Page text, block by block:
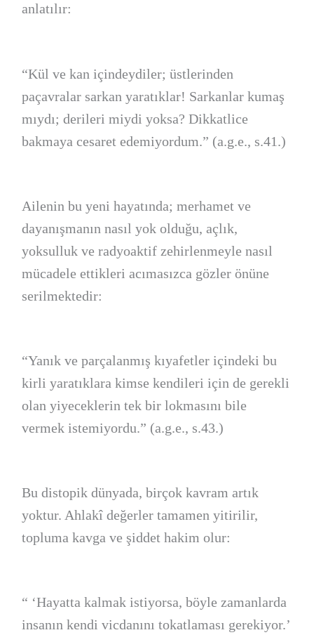
anlatılır:
“Kül ve kan içindeydiler; üstlerinden
paçavralar sarkan yaratıklar! Sarkanlar kumaş
mıydı; derileri miydi yoksa? Dikkatlice
bakmaya cesaret edemiyordum.” (a.g.e., s.41.)
Ailenin bu yeni hayatında; merhamet ve
dayanışmanın nasıl yok olduğu, açlık,
yoksulluk ve radyoaktif zehirlenmeyle nasıl
mücadele ettikleri acımasızca gözler önüne
serilmektedir:
“Yanık ve parçalanmış kıyafetler içindeki bu
kirli yaratıklara kimse kendileri için de gerekli
olan yiyeceklerin tek bir lokmasını bile
vermek istemiyordu.” (a.g.e., s.43.)
Bu distopik dünyada, birçok kavram artık
yoktur. Ahlakî değerler tamamen yitirilir,
topluma kavga ve şiddet hakim olur:
“ ‘Hayatta kalmak istiyorsa, böyle zamanlarda
insanın kendi vicdanını tokatlaması gerekiyor.’